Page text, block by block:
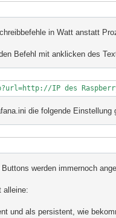
in Watt anstatt
Befehl mit anklicken des
IP des
die folgende Einstellung
werden immernoch
alleine:
und als persistent, wie